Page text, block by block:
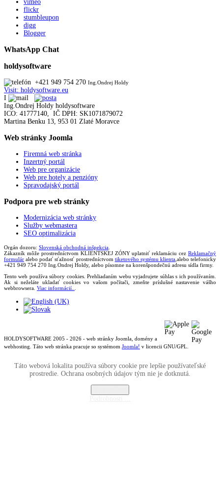
vimeo
flickr
stumbleupon
digg
Blogger
WhatsApp Chat
holdysoftware
+421 949 754 270 Ing.Ondrej Holdy
Visit: holdysoftware.eu
I
Ing.Ondrej Holdy holdysoftware
ICO: 41777140, IČ DPH: SK1071879072
Martina Benku 13, 953 01 Zlaté Moravce
Web stránky Joomla
Firemná web stránka
Inzertný portál
Web pre organizácie
Web pre hotely a penzióny
Spravodajský portál
Podpora pre web stránky
Modernizácia web stránky
Služby webmastera
SEO optimalizácia
Orgán dozoru: Slovenská obchodná inšpekcia
Zákazník môže prostredníctvom KLIENTSKEJ ZÓNY uplatniť reklamáciu cez Reklamačný
formulár alebo podať sťažnosť prostredníctvom tiketového systému klienta,alebo telefonicky
+421 949 754 270 Ing.Ondrej Holdy, alebo písomne na korenšpondečnú adresu sídla firmy.
Tento web používa súbory cookies. Prehliadaním webu vyjadrujete súhlas s ich používaním.
Ak si neželáte ukladať cookies vo vašom počítači, zmeňte príslušné nastavenie vášho
webbrowsera. Viac informácií..
HOLDYSOFTWARE 2005 - 2026 - web stránky Joomla, domény a
webhosting. Táto web stránka pracuje so systémom Joomla! v licencii GNU/GPL.
Táto webová lokalita používa súbory cookie pre lepšie používateľské
prostredie. Ochrana osobných údajov tým nie je dotknutá.